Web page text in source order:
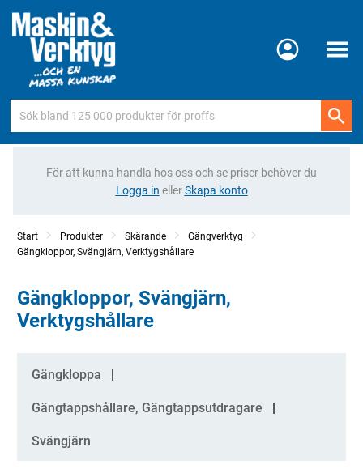
Meny
För att kunna handla hos oss och se priser behöver du
Logga in ellerSkapa konto
Start Produkter Skärande
Gängverktyg
Gängkloppor, Svängjärn, Verktygshållare
Gängkloppor, Svängjärn,
Verktygshållare
Kategorier
Gängkloppa
Gängtappshållare, Gängtappsutdragare
Svängjärn